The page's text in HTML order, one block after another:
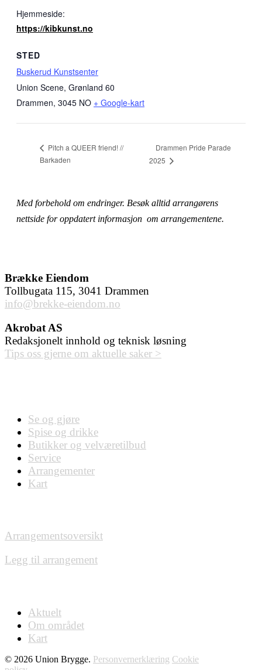
Hjemmeside:
https://kibkunst.no
STED
Buskerud Kunstsenter
Union Scene, Grønland 60
Drammen, 3045 NO + Google-kart
Pitch a QUEER friend! //
Barkaden
Drammen Pride Parade
2025
Med forbehold om endringer. Besøk alltid arrangørens
nettside for oppdatert informasjon om arrangementene.
Brække Eiendom
Tollbugata 115, 3041 Drammen
info@brekke-eiendom.no
Akrobat AS
Redaksjonelt innhold og teknisk løsning
Tips oss gjerne om aktuelle saker >
Se og gjøre
Spise og drikke
Butikker og velværetilbud
Service
Arrangementer
Kart
Arrangementsoversikt
Legg til arrangement
Aktuelt
Om området
Kart
© 2026 Union Brygge. Personvernerklæring Cookie